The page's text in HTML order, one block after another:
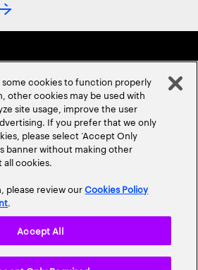
NOSCARREIRASLOCALIDADES
cookies to function properly
other cookies may be used with
site usage, improve the user
If you prefer that we only
please select ‘Accept Only
banner without making other
all cookies.
please review ourCookies Policy
.
Accept All